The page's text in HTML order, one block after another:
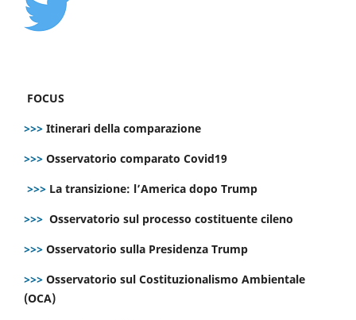
FOCUS
>>> Itinerari della comparazione
>>> Osservatorio comparato Covid19
>>> La transizione: l’America dopo Trump
>>> Osservatorio sul processo costituente cileno
>>> Osservatorio sulla Presidenza Trump
>>> Osservatorio sul Costituzionalismo Ambientale
(OCA)